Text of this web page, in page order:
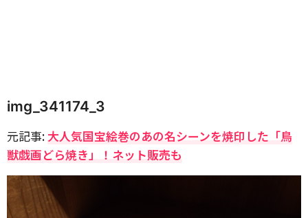
img_341174_3
元記事:大人気国宝絵巻のあの名シーンを焼印した「鳥
獣戯画どら焼き」！ネット販売も